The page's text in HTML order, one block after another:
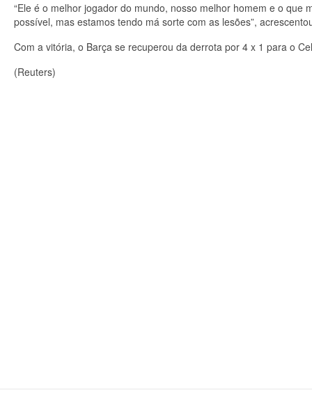
“Ele é o melhor jogador do mundo, nosso melhor homem e o
possível, mas estamos tendo má sorte com as lesões”,
Com a vitória, o Barça se recuperou da derrota por 4 x 1 para o
(Reuters)